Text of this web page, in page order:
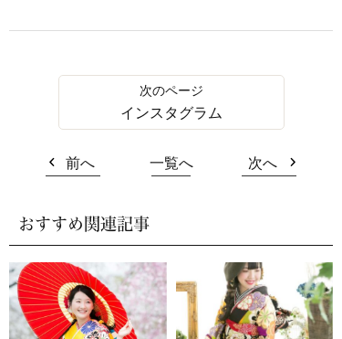
インスタグラム
前へ 一覧へ 次へ
おすすめ関連記事